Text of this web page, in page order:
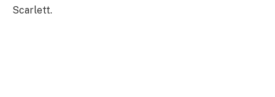
Scarlett.